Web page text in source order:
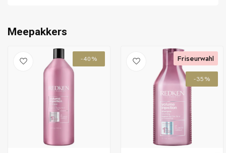
Meepakkers
-40%
-35%
Friseurwahl